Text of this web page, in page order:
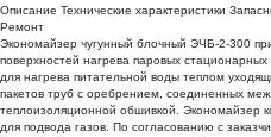
Описание Технические характеристики
Ремонт
Экономайзер чугунный блочный ЭЧБ-2-300
поверхностей нагрева паровых
для нагрева питательной воды теплом
пакетов труб с оребрением, соединенных
теплоизоляционной обшивкой. Экономайзер
для подвода газов. По согласованию с